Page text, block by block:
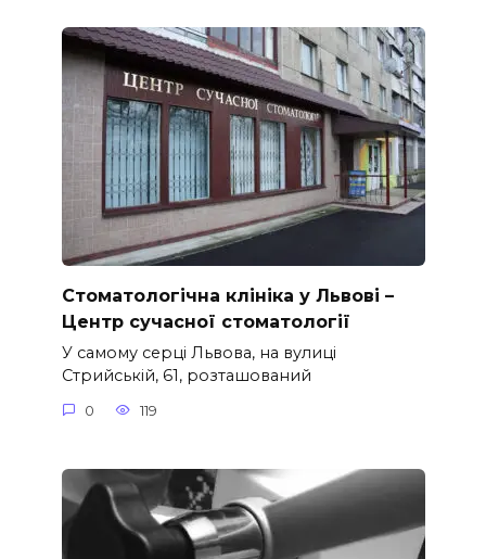
Стоматологічна клініка у Львові –
Центр сучасної стоматології
У самому серці Львова, на вулиці
Стрийській, 61, розташований
0 119